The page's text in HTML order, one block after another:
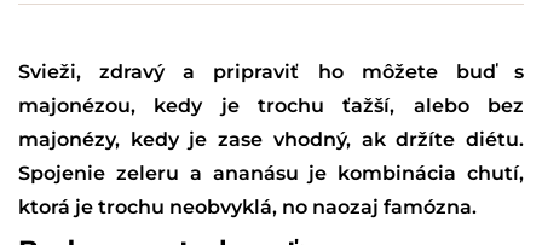
Svieži, zdravý a pripraviť ho môžete buď s
majonézou, kedy je trochu ťažší, alebo bez
majonézy, kedy je zase vhodný, ak držíte diétu.
Spojenie zeleru a ananásu je kombinácia chutí,
ktorá je trochu neobvyklá, no naozaj famózna.